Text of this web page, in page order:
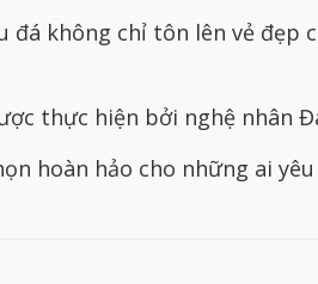
đá không chỉ tôn lên vẻ
thực hiện bởi nghệ nhân
hoàn hảo cho những ai